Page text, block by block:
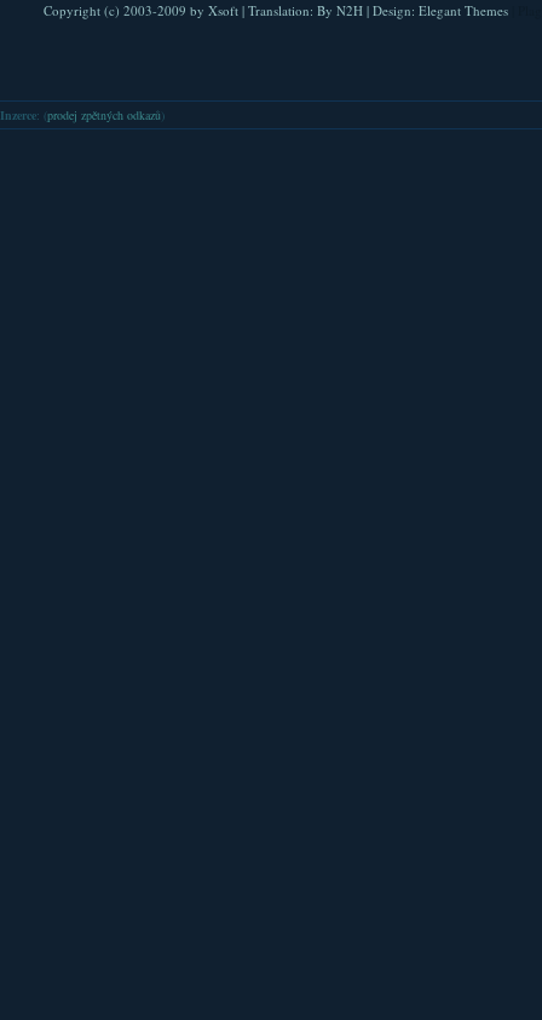
Copyright (c) 2003-2009 by Xsoft| Translation: By N2H| Design: Elegant Themes
Inzerce: (prodej zpětných odkazů )